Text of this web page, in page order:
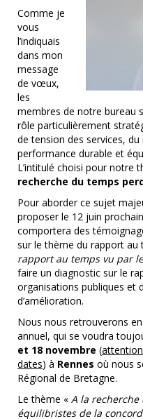
Comme je
vous
l’indiquais
dans mon
message
de vœux,
les
membres de notre bureau
rôle particulièrement
de tension des services,
performance durable et
L’intitulé choisi pour notre
recherche du temps
Pour aborder ce sujet
proposer le 12 juin
comportera des
sur le thème du rapport au
rapport au temps vu par
faire un diagnostic sur le
organisations publiques et
d’amélioration.
Nous nous retrouverons
annuel, qui se voudra
et 18 novembre (
dates) à Rennes où nous
Régional de Bretagne.
Le thème « A la recherche
équilibristes de la